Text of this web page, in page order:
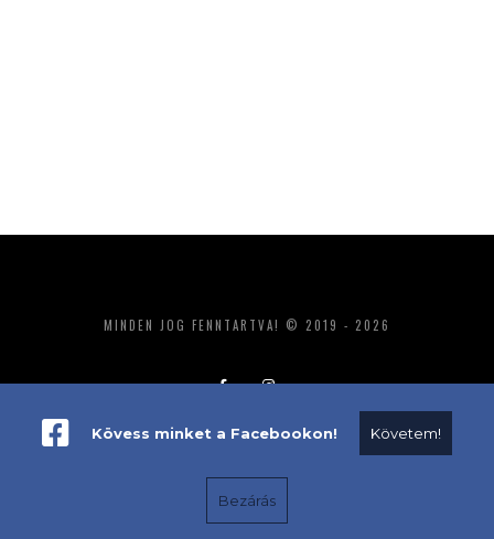
MINDEN JOG FENNTARTVA! © 2019 - 2026
ADATKEZELÉS IMPRESSZUM MÉDIAAJÁNLAT
Kövess minket a Facebookon! Követem!
Bezárás